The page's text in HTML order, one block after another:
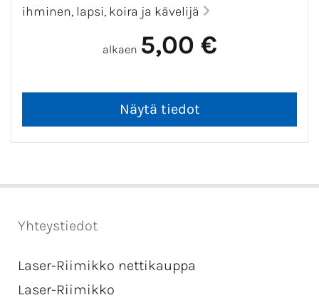
ihminen, lapsi, koira ja kävelijä
alkaen 5,00 €
Yhteystiedot
Laser-Riimikko nettikauppa
Laser-Riimikko